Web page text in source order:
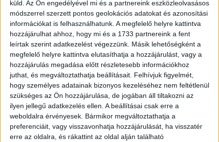
küld. Az Ön engedélyével mi és a partnereink eszközleolvasásos
módszerrel szerzett pontos geolokációs adatokat és azonosítási
információkat is felhasználhatunk. A megfelelő helyre kattintva
hozzájárulhat ahhoz, hogy mi és a 1733 partnereink a fent
leírtak szerint adatkezelést végezzünk. Másik lehetőségként a
megfelelő helyre kattintva elutasíthatja a hozzájárulást, vagy a
hozzájárulás megadása előtt részletesebb információkhoz
juthat, és megváltoztathatja beállításait. Felhívjuk figyelmét,
hogy személyes adatainak bizonyos kezeléséhez nem feltétlenül
szükséges az Ön hozzájárulása, de jogában áll tiltakozni az
ilyen jellegű adatkezelés ellen. A beállításai csak erre a
weboldalra érvényesek. Bármikor megváltoztathatja a
preferenciáit, vagy visszavonhatja hozzájárulását, ha visszatér
erre az oldalra, és rákattint az oldal alján található
pickup the orders!
Tasks:
Deliver the orders
Requirements:
Full-time student legal relationship
Own vehicle
Costumer-friendly attitude
Basic Hungarian knowledge
Avarage available hourly wage: